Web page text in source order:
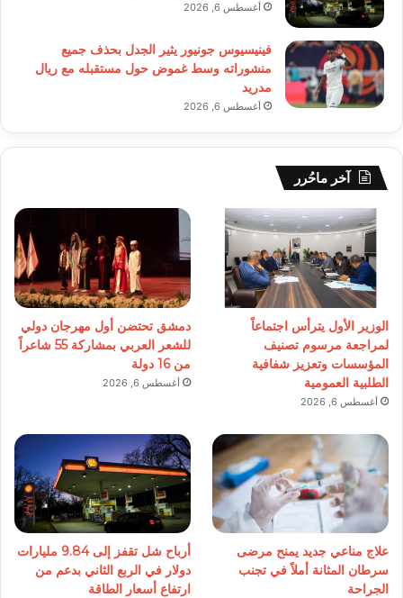
أغسطس 6, 2026
فينيسيوس جونيور يثير الجدل بحذف جميع
منشوراته وسط غموض حول مستقبله مع ريال
مدريد
أغسطس 6, 2026
آخر ماحُرر
الوزير الأول يترأس اجتماعاً
لمراجعة مرسوم تصنيف
المؤسسات وتعزيز شفافية
الطلبية العمومية
أغسطس 6, 2026
دمشق تحتضن أول مهرجان دولي
للشعر العربي بمشاركة 55 شاعراً
من 16 دولة
أغسطس 6, 2026
علاج مناعي جديد يمنح مرضى
سرطان المثانة أملاً في تجنب
الجراحة
أرباح شل تقفز إلى 9.84 مليارات
دولار في الربع الثاني بدعم من
ارتفاع أسعار الطاقة